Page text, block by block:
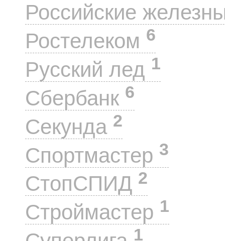
Российские
Ростелеком 6
Русский лед 1
Сбербанк 6
Секунда 2
Спортмастер 3
СтопСПИД 2
Строймастер 1
1